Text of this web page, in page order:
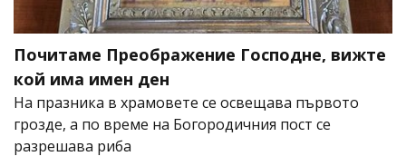
Почитаме Преображение Господне, вижте
кой има имен ден
На празника в храмовете се освещава първото
грозде, а по време на Богородичния пост се
разрешава риба